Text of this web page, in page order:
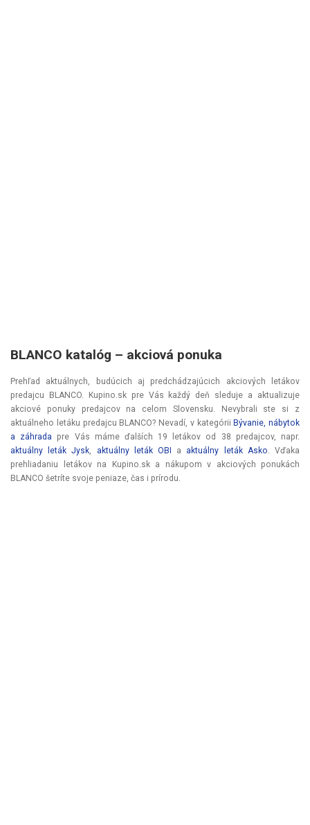
BLANCO katalóg – akciová ponuka
Prehľad aktuálnych, budúcich aj predchádzajúcich akciových letákov
predajcu BLANCO. Kupino.sk pre Vás každý deň sleduje a aktualizuje
akciové ponuky predajcov na celom Slovensku. Nevybrali ste si z
aktuálneho letáku predajcu BLANCO? Nevadí, v kategórii Bývanie, nábytok
a záhrada pre Vás máme ďalších 19 letákov od 38 predajcov, napr.
aktuálny leták Jysk, aktuálny leták OBI a aktuálny leták Asko. Vďaka
prehliadaniu letákov na Kupino.sk a nákupom v akciových ponukách
BLANCO šetríte svoje peniaze, čas i prírodu.